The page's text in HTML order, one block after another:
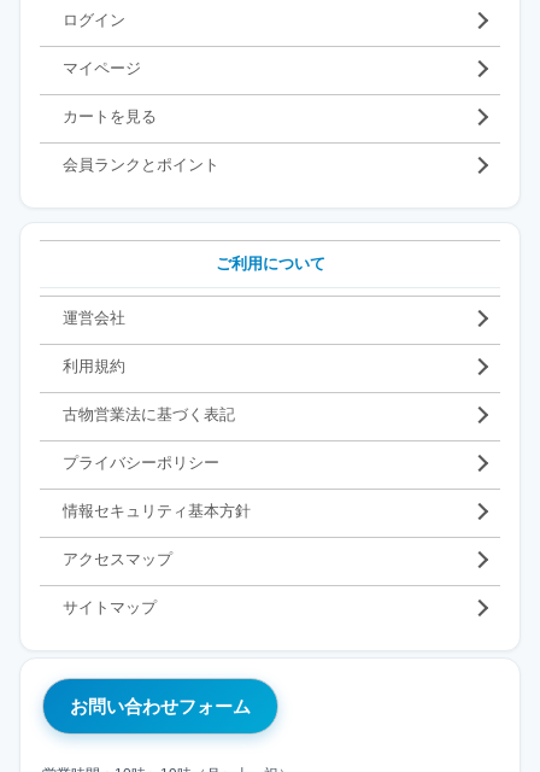
ログイン
マイページ
カートを見る
会員ランクとポイント
ご利用について
運営会社
利用規約
古物営業法に基づく表記
プライバシーポリシー
情報セキュリティ基本方針
アクセスマップ
サイトマップ
お問い合わせフォーム